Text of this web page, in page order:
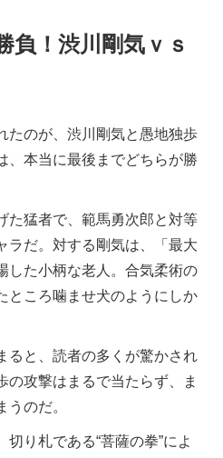
負！渋川剛気ｖｓ
のが、渋川剛気と愚地独歩
、本当に最後までどちらが勝
猛者で、範馬勇次郎と対等
ラだ。対する剛気は、「最大
した小柄な老人。合気柔術の
ところ噛ませ犬のようにしか
と、読者の多くが驚かされ
の攻撃はまるで当たらず、ま
うのだ。
り札である“菩薩の拳”によ